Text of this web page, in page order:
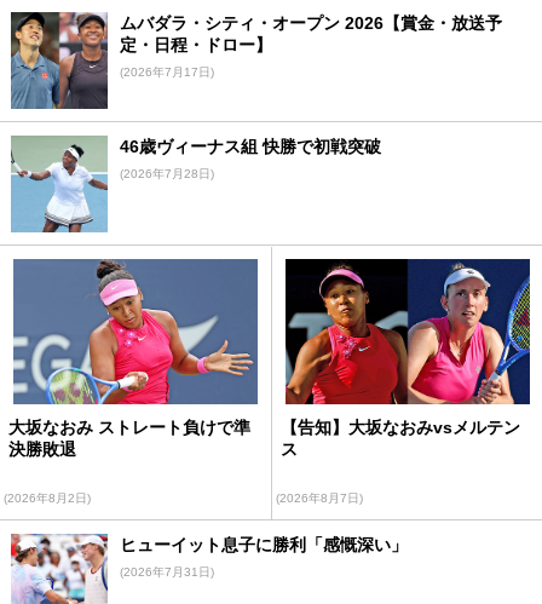
ムバダラ・シティ・オープン 2026【賞金・放送予
定・日程・ドロー】
(2026年7月17日)
46歳ヴィーナス組 快勝で初戦突破
(2026年7月28日)
大坂なおみ ストレート負けで準
決勝敗退
(2026年8月2日)
【告知】大坂なおみvsメルテン
ス
(2026年8月7日)
ヒューイット息子に勝利「感慨深い」
(2026年7月31日)